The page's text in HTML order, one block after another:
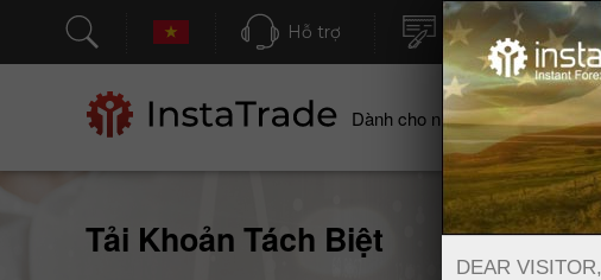
Hỗ trợ Mở tài khoản
Dành cho nhà giao dịch
Tải Khoản Tách Biệt
DEAR VISITOR,